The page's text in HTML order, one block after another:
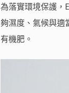
為落實環境保護，
夠濕度、氣候與適
有機肥。